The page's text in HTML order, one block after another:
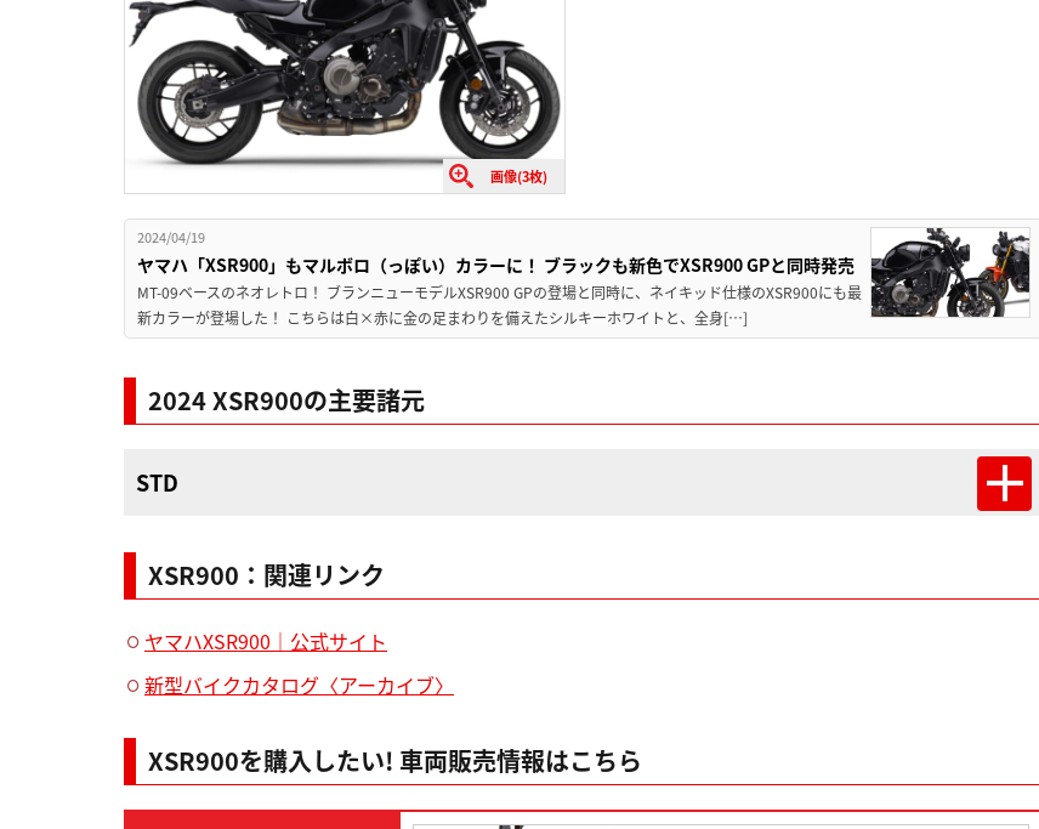
画像(3枚)
2024/04/19
ヤマハ「XSR900」もマルボロ（っぽい）カラーに！ ブラックも新色でXSR900 GPと同時発売
MT-09ベースのネオレトロ！ ブランニューモデルXSR900 GPの登場と同時に、ネイキッド仕様のXSR900にも最
新カラーが登場した！ こちらは白×赤に金の足まわりを備えたシルキーホワイトと、全身[…]
2024 XSR900の主要諸元
STD
XSR900：関連リンク
ヤマハXSR900｜公式サイト
新型バイクカタログ〈アーカイブ〉
XSR900を購入したい! 車両販売情報はこちら